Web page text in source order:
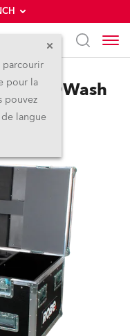
parcourir
pour la
pouvez
langue
LEDWash